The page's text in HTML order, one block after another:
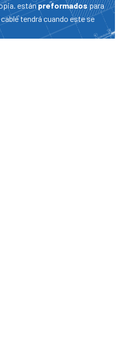
estánpreformadospara
tendrá cuando este se